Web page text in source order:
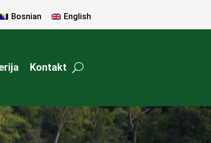
Bosnian English
Kontakt